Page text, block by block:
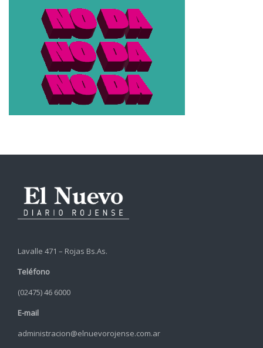
Lavalle 471 – Rojas Bs.As.
Teléfono
(02475) 46 6000
E-mail
administracion@elnuevorojense.com.ar